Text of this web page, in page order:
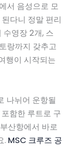
서 음성으로 모
다니 정말 편리
수영장 2개, 스
랑까지 갖추고
행이 시작되는
나뉘어 운항될
함한 루트로 구
산항에서 바로
. MSC 크루즈 공